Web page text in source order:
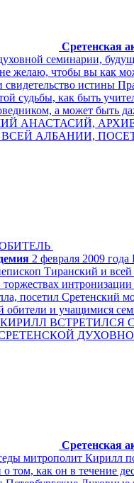
Сретенская
семинарии,
желаю, чтобы вы как
свидетельство истины
судьбы, как быть
а может быть
АНАСТАСИЙ,
АЛБАНИИ,
2 февраля 2009
Тиранский и
посетил Сретенский
обители и учащимися
ВСТРЕТИЛСЯ
Сретенская
митрополит Кирилл
том, как он в течение